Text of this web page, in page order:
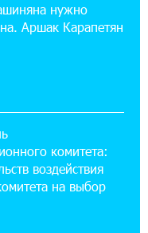
тему Геноцида
то что для него
— до
в мобильном
на Seaside Startup
нужно
Аршак Карапетян
комитета:
воздействия
на выбор